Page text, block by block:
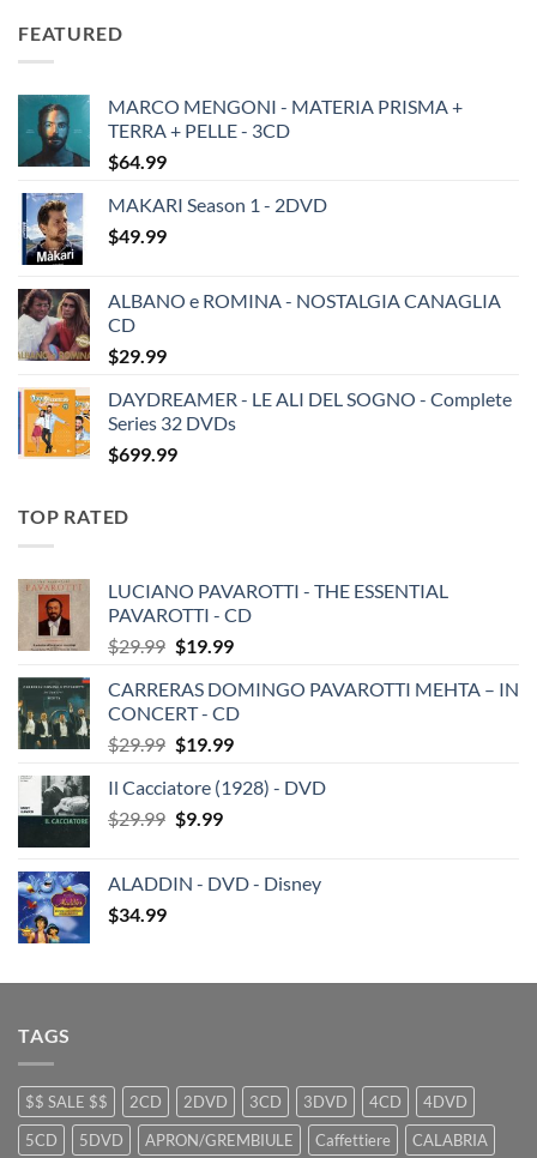
FEATURED
MARCO MENGONI - MATERIA PRISMA +
TERRA + PELLE - 3CD
$64.99
MAKARI Season 1 - 2DVD
$49.99
ALBANO e ROMINA - NOSTALGIA CANAGLIA
CD
$29.99
DAYDREAMER - LE ALI DEL SOGNO - Complete
Series 32 DVDs
$699.99
TOP RATED
LUCIANO PAVAROTTI - THE ESSENTIAL
PAVAROTTI - CD
$29.99 Original
was:
$29.99.
$19.99Current
is:
$19.99.
CARRERAS DOMINGO PAVAROTTI MEHTA – IN
CONCERT - CD
$29.99 Original
was:
$29.99.
$19.99Current
is:
Il Cacciatore (1928) - DVD
$29.99 Original
$29.99.
$9.99Current
$9.99.
ALADDIN - DVD - Disney
$34.99
TAGS
$$ SALE $$ 2CD 2DVD 3CD 3DVD 4CD
4DVD
5CD
5DVD APRON/GREMBIULE Caffettiere CALABRIA